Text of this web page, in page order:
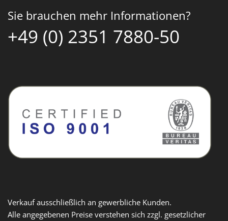
Sie brauchen mehr Informationen?
+49 (0) 2351 7880-50
Verkauf ausschließlich an gewerbliche Kunden.
Alle angegebenen Preise verstehen sich zzgl. gesetzlicher